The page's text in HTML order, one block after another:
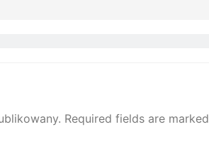
Required fields are marked